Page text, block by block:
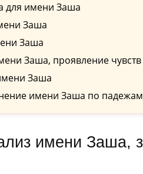
для имени Заша
Заша
Заша
Заша, проявление чувств
Заша
имени Заша по падежам